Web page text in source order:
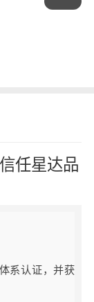
任星达品
系认证，并获